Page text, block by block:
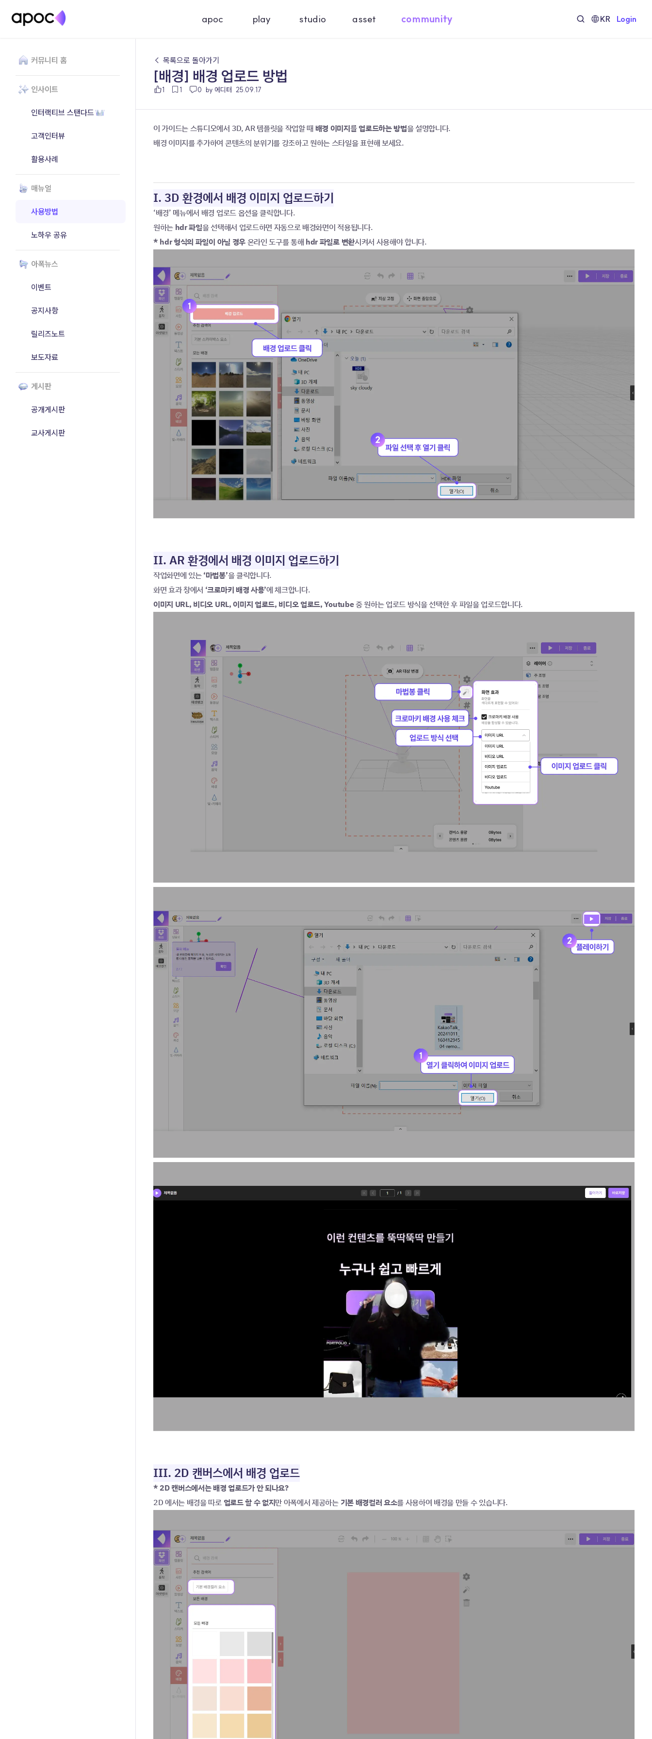
apoc play studio asset community KR Login
커뮤니티 홈
인사이트
인터랙티브 스탠다드
고객인터뷰
활용사례
매뉴얼
사용방법
노하우 공유
아폭뉴스
이벤트
공지사항
릴리즈노트
보도자료
게시판
공개게시판
교사게시판
← 목록으로 돌아가기
[배경] 배경 업로드 방법
1 1 0 by 에디터 25.09.17
이 가이드는 스튜디오에서 3D, AR 템플릿을 작업할 때 배경 이미지를 업로드하는 방법을 설명합니다.
배경 이미지를 추가하여 콘텐츠의 분위기를 강조하고 원하는 스타일을 표현해 보세요.
I. 3D 환경에서 배경 이미지 업로드하기
‘배경’ 메뉴에서 배경 업로드 옵션을 클릭합니다.
원하는 hdr 파일을 선택해서 업로드하면 자동으로 배경화면이 적용됩니다.
* hdr 형식의 파일이 아닐 경우 온라인 도구를 통해 hdr 파일로 변환시켜서 사용해야 합니다.
II. AR 환경에서 배경 이미지 업로드하기
작업화면에 있는 ‘마법봉’을 클릭합니다.
화면 효과 창에서 ‘크로마키 배경 사용’에 체크합니다.
이미지 URL, 비디오 URL, 이미지 업로드, 비디오 업로드, Youtube 중 원하는 업로드 방식을 선택한 후 파일을 업로드합니다.
III. 2D 캔버스에서 배경 업로드
* 2D 캔버스에서는 배경 업로드가 안 되나요?
2D 에서는 배경을 따로 업로드 할 수 없지만 아폭에서 제공하는 기본 배경컬러 요소를 사용하여 배경을 만들 수 있습니다.